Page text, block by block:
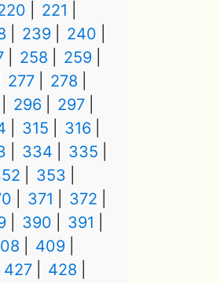
221
239
240
258
259
277
278
296
297
315
316
334
335
353
371
372
390
391
409
427
428